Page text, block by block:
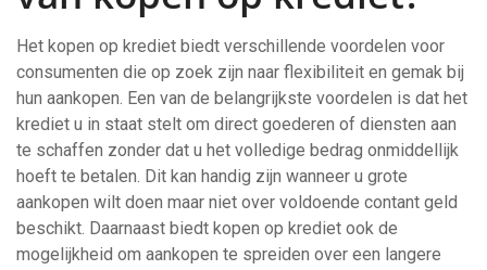
Het kopen op krediet biedt verschillende voordelen voor
consumenten die op zoek zijn naar flexibiliteit en gemak bij
hun aankopen. Een van de belangrijkste voordelen is dat het
krediet u in staat stelt om direct goederen of diensten aan
te schaffen zonder dat u het volledige bedrag onmiddellijk
hoeft te betalen. Dit kan handig zijn wanneer u grote
aankopen wilt doen maar niet over voldoende contant geld
beschikt. Daarnaast biedt kopen op krediet ook de
mogelijkheid om aankopen te spreiden over een langere